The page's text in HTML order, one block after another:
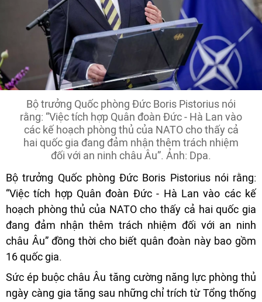
Bộ trưởng Quốc phòng Đức Boris Pistorius nói
rằng: “Việc tích hợp Quân đoàn Đức - Hà Lan vào
các kế hoạch phòng thủ của NATO cho thấy cả
hai quốc gia đang đảm nhận thêm trách nhiệm
đối với an ninh châu Âu”. Ảnh: Dpa.
Bộ trưởng Quốc phòng Đức Boris Pistorius nói rằng:
“Việc tích hợp Quân đoàn Đức - Hà Lan vào các kế
hoạch phòng thủ của NATO cho thấy cả hai quốc gia
đang đảm nhận thêm trách nhiệm đối với an ninh
châu Âu” đồng thời cho biết quân đoàn này bao gồm
16 quốc gia.
Sức ép buộc châu Âu tăng cường năng lực phòng thủ
ngày càng gia tăng sau những chỉ trích từ Tổng thống